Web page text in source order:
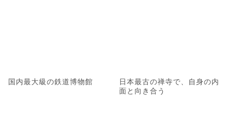
国内最大級の鉄道博物館
日本最古の禅寺で、自身の内
面と向き合う